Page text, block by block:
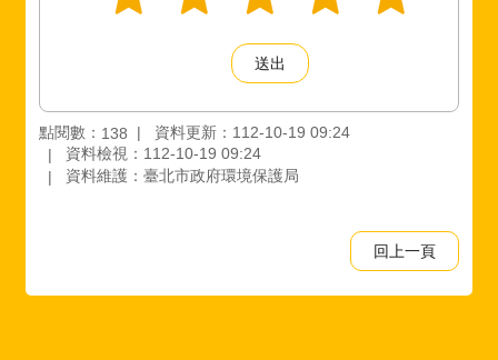
點閱數： 138
資料更新：112-10-19 09:24
資料檢視：112-10-19 09:24
資料維護：臺北市政府環境保護局
回上一頁